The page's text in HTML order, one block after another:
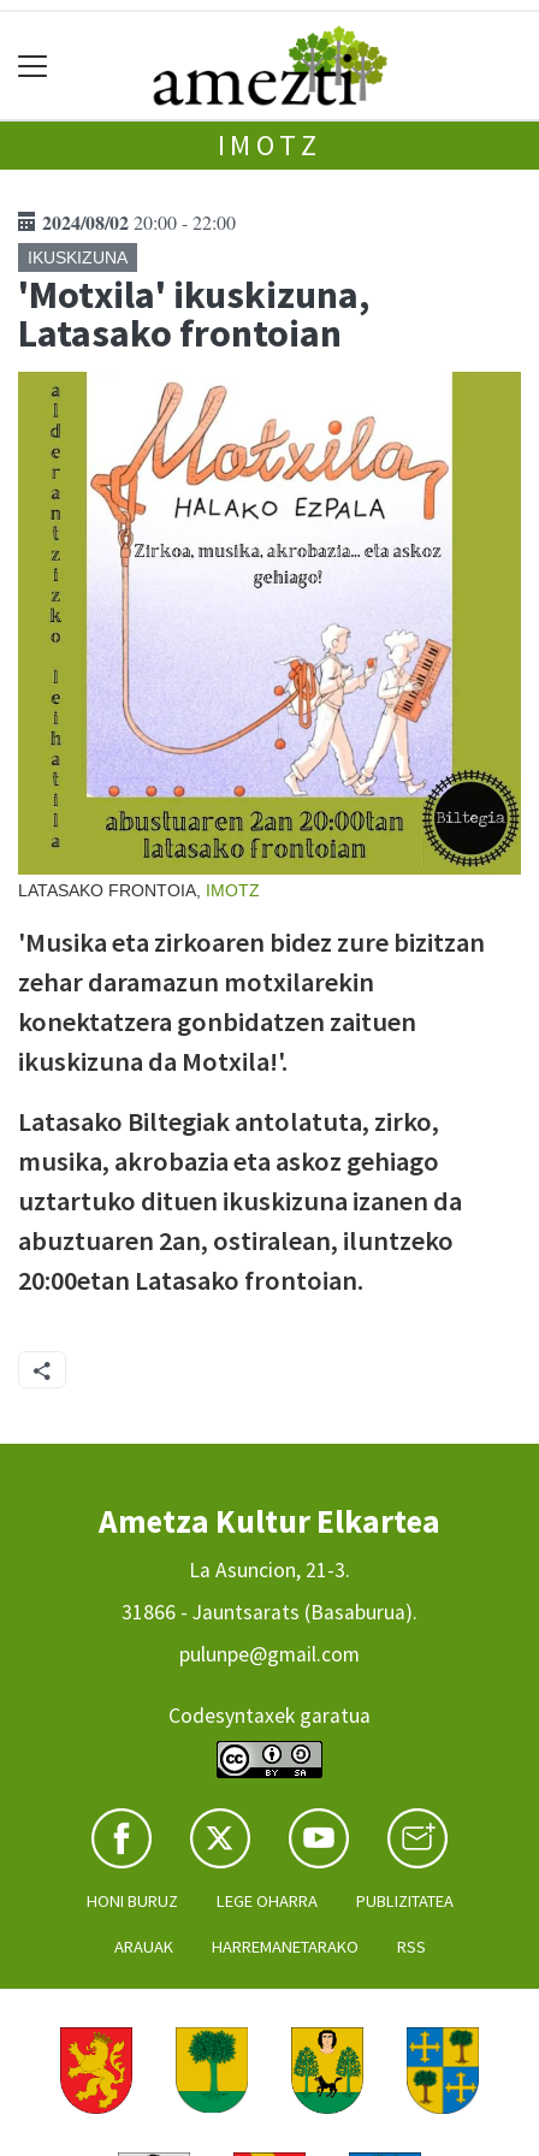
IMOTZ
2024/08/0220:00 - 22:00
IKUSKIZUNA
'Motxila' ikuskizuna,
Latasako frontoian
LATASAKO FRONTOIA, IMOTZ
'Musika eta zirkoaren bidez zure bizitzan
zehar daramazun motxilarekin
konektatzera gonbidatzen zaituen
ikuskizuna da Motxila!'.
Latasako Biltegiak antolatuta, zirko,
musika, akrobazia eta askoz gehiago
uztartuko dituen ikuskizuna izanen da
abuztuaren 2an, ostiralean, iluntzeko
20:00etan Latasako frontoian.
Ametza Kultur Elkartea
La Asuncion, 21-3.
31866 - Jauntsarats (Basaburua).
pulunpe@gmail.com
Codesyntaxek garatua
HONI BURUZ LEGE OHARRA PUBLIZITATEA
ARAUAK HARREMANETARAKO RSS